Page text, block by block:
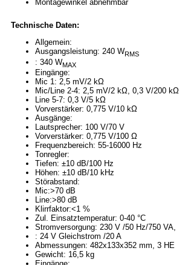
Montagewinkel abnehmbar
Technische Daten:
Allgemein:
Ausgangsleistung: 240 WRMS
: 340 WMAX
Eingänge:
Mic 1: 2,5 mV/2 kΩ
Mic/Line 2-4: 2,5 mV/2 kΩ, 0,3 V/200 kΩ
Line 5-7: 0,3 V/5 kΩ
Vorverstärker: 0,775 V/10 kΩ
Ausgänge:
Lautsprecher: 100 V/70 V
Vorverstärker: 0,775 V/100 Ω
Frequenzbereich: 55-16000 Hz
Tonregler:
Tiefen: ±10 dB/100 Hz
Höhen: ±10 dB/10 kHz
Störabstand:
Mic:>70 dB
Line:>80 dB
Klirrfaktor:<1 %
Zul. Einsatztemperatur: 0-40 °C
Stromversorgung: 230 V /50 Hz/750 VA,
: 24 V Gleichstrom /20 A
Abmessungen: 482x133x352 mm, 3 HE
Gewicht: 16,5 kg